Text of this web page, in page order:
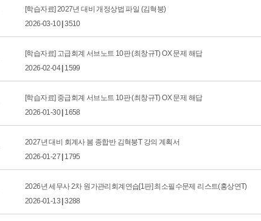
[학습자료] 2027년 대비 개정상법 파일 (김혁붕)
2026-03-10 3510
[학습자료] 고급회계 서브노트 10판 (최창규T) OX 문제 해답
2026-02-04 1599
[학습자료] 중급회계 서브노트 10판 (최창규T) OX 문제 해답
2026-01-30 1658
2027년 대비 회계사 봄 종합반 김혁붕T 강의 계획서
2026-01-27 1795
2026년 세무사 2차 원가관리회계연습[1판] 최소필수문제 리스트(홍상연T)
2026-01-13 3288